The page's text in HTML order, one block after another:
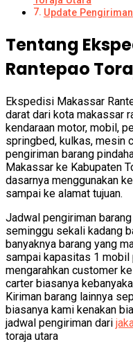
Update
Tentang
Rantepao
Ekspedisi Makassar
darat dari kota makassar
kendaraan motor, mobil,
springbed, kulkas, mesin
pengiriman barang
Makassar ke Kabupaten
dasarnya menggunakan
sampai ke alamat tujuan.
Jadwal pengiriman
seminggu sekali kadang
banyaknya barang yang
sampai kapasitas 1
mengarahkan customer
carter biasanya
Kiriman barang lainnya
biasanya kami kenakan
jadwal pengiriman dari
toraja utara